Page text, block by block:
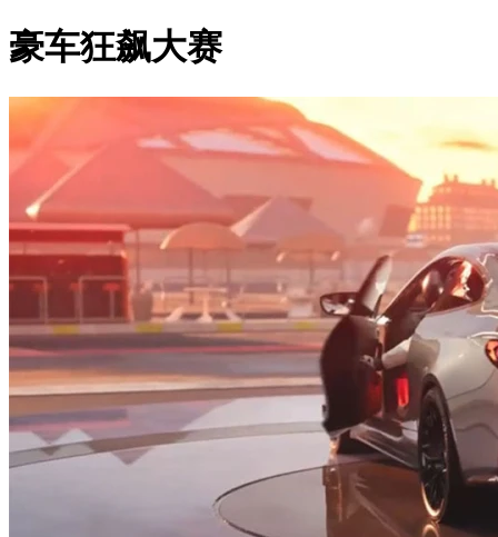
豪车狂飙大赛